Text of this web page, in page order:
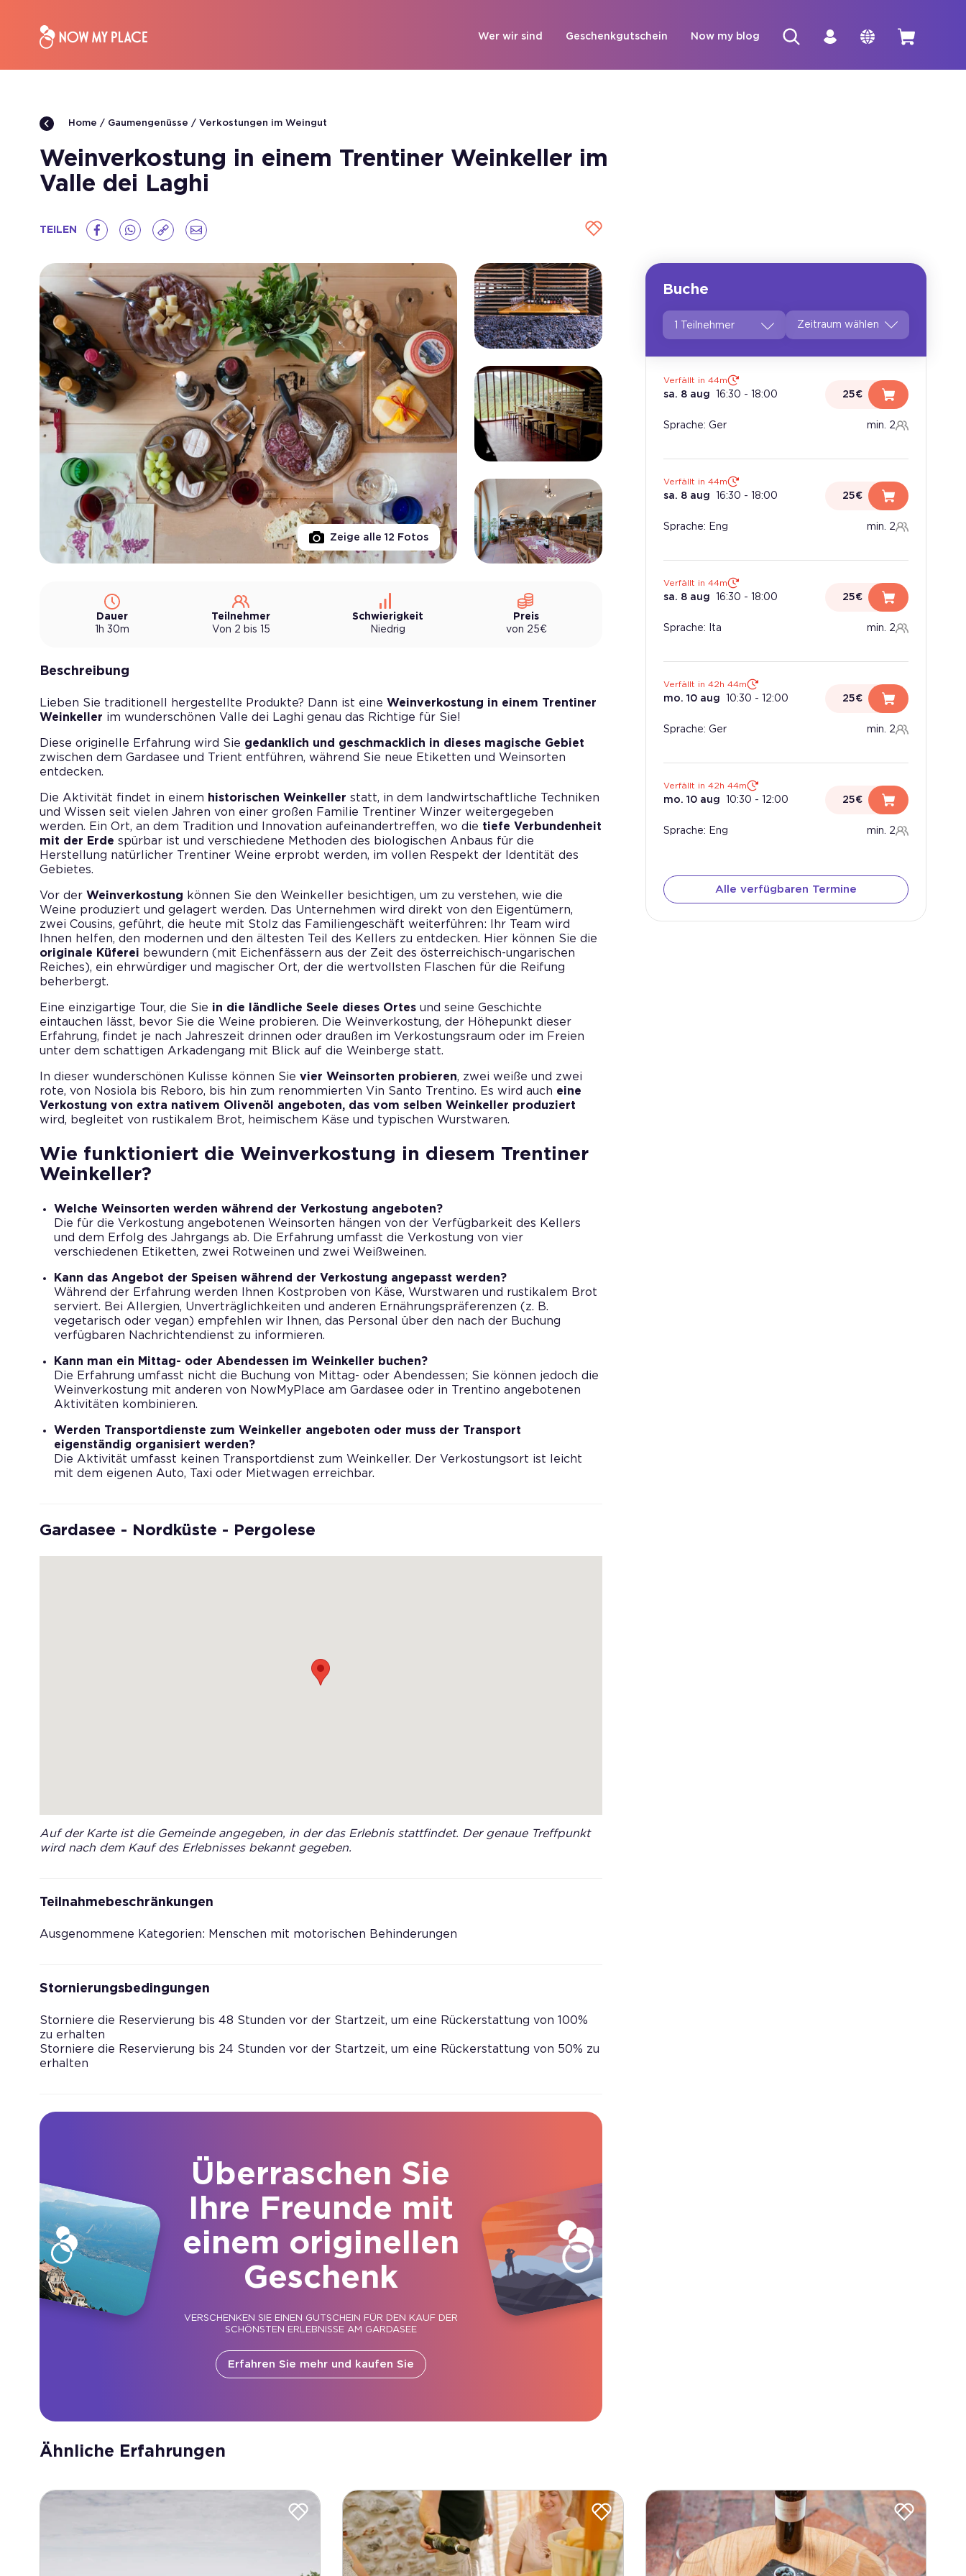
Wer wir sind Geschenkgutschein Now my blog
Home Gaumengenüsse Verkostungen im Weingut
Weinverkostung in einem Trentiner Weinkeller im
Valle dei Laghi
TEILEN
Zeige alle 12 Fotos
Dauer
1h 30m
Teilnehmer
Von 2 bis 15
Schwierigkeit
Niedrig
Preis
von 25€
Beschreibung
Lieben Sie traditionell hergestellte Produkte? Dann ist eine Weinverkostung in einem Trentiner
Weinkeller im wunderschönen Valle dei Laghi genau das Richtige für Sie!
Diese originelle Erfahrung wird Sie gedanklich und geschmacklich in dieses magische Gebiet
zwischen dem Gardasee und Trient entführen, während Sie neue Etiketten und Weinsorten
entdecken.
Die Aktivität findet in einem historischen Weinkeller statt, in dem landwirtschaftliche Techniken
und Wissen seit vielen Jahren von einer großen Familie Trentiner Winzer weitergegeben
werden. Ein Ort, an dem Tradition und Innovation aufeinandertreffen, wo die tiefe Verbundenheit
mit der Erde spürbar ist und verschiedene Methoden des biologischen Anbaus für die
Herstellung natürlicher Trentiner Weine erprobt werden, im vollen Respekt der Identität des
Gebietes.
Vor der Weinverkostung können Sie den Weinkeller besichtigen, um zu verstehen, wie die
Weine produziert und gelagert werden. Das Unternehmen wird direkt von den Eigentümern,
zwei Cousins, geführt, die heute mit Stolz das Familiengeschäft weiterführen: Ihr Team wird
Ihnen helfen, den modernen und den ältesten Teil des Kellers zu entdecken. Hier können Sie die
originale Küferei bewundern (mit Eichenfässern aus der Zeit des österreichisch-ungarischen
Reiches), ein ehrwürdiger und magischer Ort, der die wertvollsten Flaschen für die Reifung
beherbergt.
Eine einzigartige Tour, die Sie in die ländliche Seele dieses Ortes und seine Geschichte
eintauchen lässt, bevor Sie die Weine probieren. Die Weinverkostung, der Höhepunkt dieser
Erfahrung, findet je nach Jahreszeit drinnen oder draußen im Verkostungsraum oder im Freien
unter dem schattigen Arkadengang mit Blick auf die Weinberge statt.
In dieser wunderschönen Kulisse können Sie vier Weinsorten probieren, zwei weiße und zwei
rote, von Nosiola bis Reboro, bis hin zum renommierten Vin Santo Trentino. Es wird auch eine
Verkostung von extra nativem Olivenöl angeboten, das vom selben Weinkeller produziert
wird, begleitet von rustikalem Brot, heimischem Käse und typischen Wurstwaren.
Wie funktioniert die Weinverkostung in diesem Trentiner
Weinkeller?
Welche Weinsorten werden während der Verkostung angeboten?
Die für die Verkostung angebotenen Weinsorten hängen von der Verfügbarkeit des Kellers
und dem Erfolg des Jahrgangs ab. Die Erfahrung umfasst die Verkostung von vier
verschiedenen Etiketten, zwei Rotweinen und zwei Weißweinen.
Kann das Angebot der Speisen während der Verkostung angepasst werden?
Während der Erfahrung werden Ihnen Kostproben von Käse, Wurstwaren und rustikalem Brot
serviert. Bei Allergien, Unverträglichkeiten und anderen Ernährungspräferenzen (z. B.
vegetarisch oder vegan) empfehlen wir Ihnen, das Personal über den nach der Buchung
verfügbaren Nachrichtendienst zu informieren.
Kann man ein Mittag- oder Abendessen im Weinkeller buchen?
Die Erfahrung umfasst nicht die Buchung von Mittag- oder Abendessen; Sie können jedoch die
Weinverkostung mit anderen von NowMyPlace am Gardasee oder in Trentino angebotenen
Aktivitäten kombinieren.
Werden Transportdienste zum Weinkeller angeboten oder muss der Transport
eigenständig organisiert werden?
Die Aktivität umfasst keinen Transportdienst zum Weinkeller. Der Verkostungsort ist leicht
mit dem eigenen Auto, Taxi oder Mietwagen erreichbar.
Gardasee - Nordküste - Pergolese
Auf der Karte ist die Gemeinde angegeben, in der das Erlebnis stattfindet. Der genaue Treffpunkt
wird nach dem Kauf des Erlebnisses bekannt gegeben.
Teilnahmebeschränkungen
Ausgenommene Kategorien: Menschen mit motorischen Behinderungen
Stornierungsbedingungen
Storniere die Reservierung bis 48 Stunden vor der Startzeit, um eine Rückerstattung von 100%
zu erhalten
Storniere die Reservierung bis 24 Stunden vor der Startzeit, um eine Rückerstattung von 50% zu
erhalten
Überraschen Sie
Ihre Freunde mit
einem originellen
Geschenk
VERSCHENKEN SIE EINEN GUTSCHEIN FÜR DEN KAUF DER
SCHÖNSTEN ERLEBNISSE AM GARDASEE
Erfahren Sie mehr und kaufen Sie
Buche
1 Teilnehmer
Verfällt in 44m
sa. 8 aug 16:30 - 18:00 25€
Sprache: Ger min. 2
Verfällt in 44m
sa. 8 aug 16:30 - 18:00 25€
Sprache: Eng min. 2
Verfällt in 44m
sa. 8 aug 16:30 - 18:00 25€
Sprache: Ita min. 2
Verfällt in 42h 44m
mo. 10 aug 10:30 - 12:00 25€
Sprache: Ger min. 2
Verfällt in 42h 44m
mo. 10 aug 10:30 - 12:00 25€
Sprache: Eng min. 2
Alle verfügbaren Termine
Ähnliche Erfahrungen